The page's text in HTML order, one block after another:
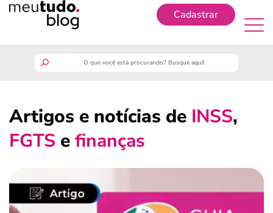
Cadastrar
guia do trabalhador
benefícios
Artigos e notícias de INSS,
FGTS efinanças